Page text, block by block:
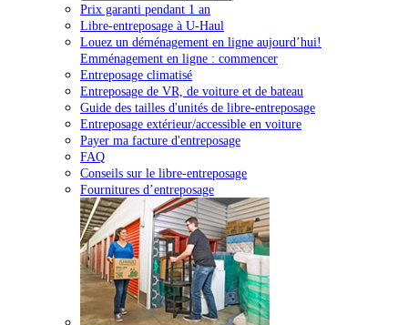
Prix garanti pendant 1 an
Libre-entreposage à U-Haul
Louez un déménagement en ligne aujourd’hui!
Emménagement en ligne : commencer
Entreposage climatisé
Entreposage de VR, de voiture et de bateau
Guide des tailles d'unités de libre-entreposage
Entreposage extérieur/accessible en voiture
Payer ma facture d'entreposage
FAQ
Conseils sur le libre-entreposage
Fournitures d’entreposage